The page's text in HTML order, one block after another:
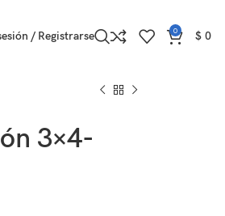
/ Registrarse 0 $ 0
3×4-